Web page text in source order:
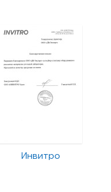
Инвитро